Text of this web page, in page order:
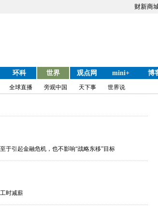
财新商
环科 世界 观点网 mini+ 博
全球直播 旁观中国 天下事 世界说
于引起金融危机，也不影响“战略东移”目标
时减薪